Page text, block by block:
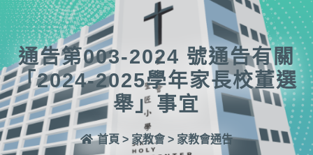
通告第003-2024 號通告有關
「2024-2025學年家長校董選
舉」事宜
首頁 > 家教會 > 家教會通告